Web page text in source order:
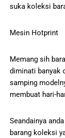
suka koleksi
Mesin Hotprint
Memang sih
diminati banyak
samping
membuat hari-
Seandainya
barang koleksi